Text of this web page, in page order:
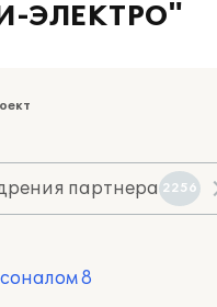
ЭЛЕКТРО"
партнера 2256
8